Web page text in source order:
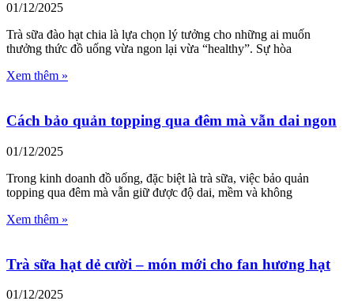
01/12/2025
Trà sữa đào hạt chia là lựa chọn lý tưởng cho những ai muốn
thưởng thức đồ uống vừa ngon lại vừa “healthy”. Sự hòa
Xem thêm »
Cách bảo quản topping qua đêm mà vẫn dai ngon
01/12/2025
Trong kinh doanh đồ uống, đặc biệt là trà sữa, việc bảo quản
topping qua đêm mà vẫn giữ được độ dai, mềm và không
Xem thêm »
Trà sữa hạt dẻ cười – món mới cho fan hương hạt
01/12/2025